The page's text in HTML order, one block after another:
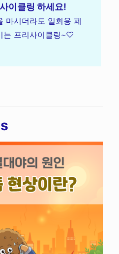
이클링 하세요!
마시더라도 일회용 폐
는 프리사이클링~♡